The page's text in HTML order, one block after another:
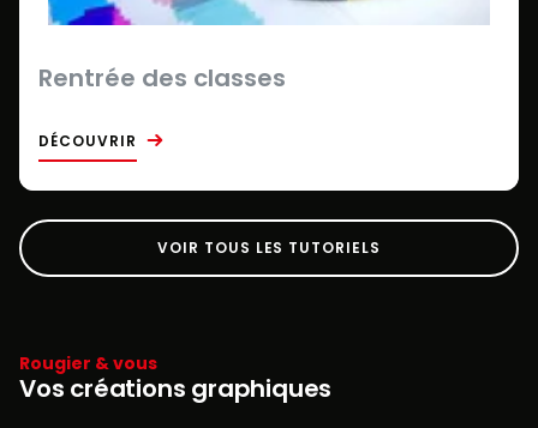
Rentrée des classes
DÉCOUVRIR
VOIR TOUS LES TUTORIELS
Rougier & vous
Vos créations graphiques